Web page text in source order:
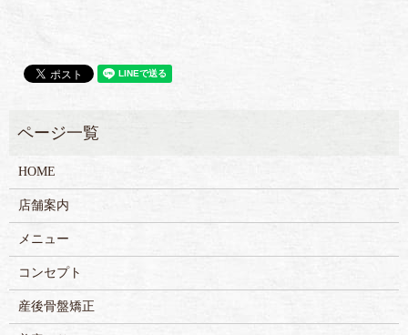
HOME
店舗案内
メニュー
コンセプト
産後骨盤矯正